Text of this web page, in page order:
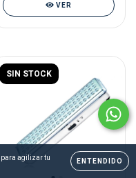
para agilizar tu
ENTENDIDO
VER
SIN STOCK